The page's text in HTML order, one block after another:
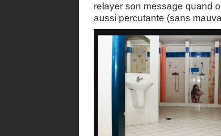
relayer son message quand
aussi percutante (sans